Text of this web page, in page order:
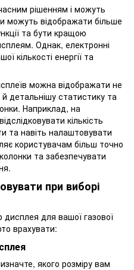
рішенням і можуть
можуть відображати більше
та бути кращою
Однак, електронні
кількості енергії та
можна відображати не
детальнішу статистику та
Наприклад, на
кількість
та навіть налаштовувати
користувачам більш точно
та забезпечувати
при виборі
для вашої газової
врахувати:
якого розміру вам